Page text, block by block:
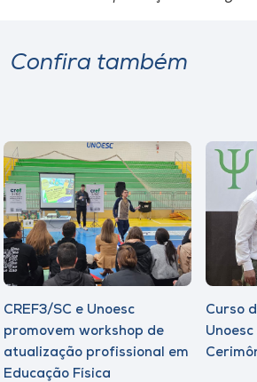
Confira também
CREF3/SC e Unoesc
promovem workshop de
atualização profissional em
Educação Física
Curso